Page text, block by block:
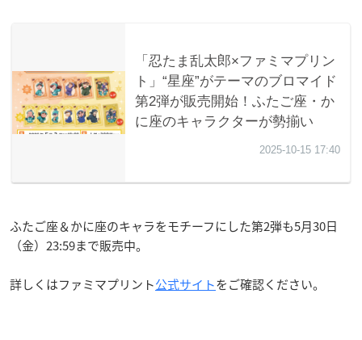
ふたご座＆かに座のキャラをモチーフにした第2弾も5月30日
（金）23:59まで販売中。
詳しくはファミマプリント公式サイトをご確認ください。